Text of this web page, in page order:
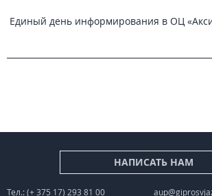
Единый день информирования в ОЦ
НАПИСАТЬ НАМ
Тел.: (+ 375 17) 293 81 00